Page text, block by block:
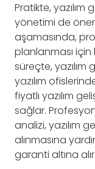
Pratikte,
yönetimi de
aşamasında,
planlanması için
süreçte, yazılım
yazılım
fiyatlı yazılım
sağlar.
analizi, yazılım
alınmasına
garanti altına alır.